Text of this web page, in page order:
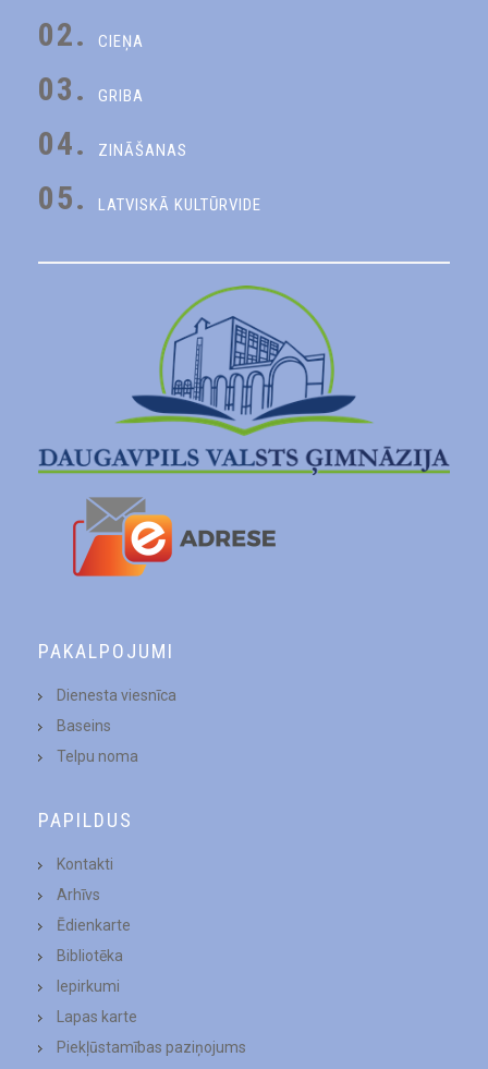
02. CIEŅA
03. GRIBA
04. ZINĀŠANAS
05. LATVISKĀ KULTŪRVIDE
PAKALPOJUMI
Dienesta viesnīca
Baseins
Telpu noma
PAPILDUS
Kontakti
Arhīvs
Ēdienkarte
Bibliotēka
Iepirkumi
Lapas karte
Piekļūstamības paziņojums